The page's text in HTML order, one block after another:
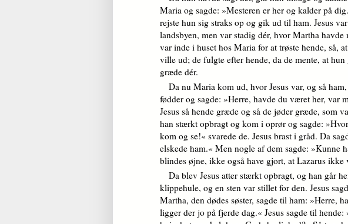
Maria og sagde: »Mesteren er her og kalder på
rejste hun sig straks op og gik ud til ham. Jesus
landsbyen, men var stadig dér, hvor Martha havde
var inde i huset hos Maria for at trøste hende, så,
ville ud; de fulgte efter hende, da de mente, at
græde dér.
Da nu Maria kom ud, hvor Jesus var, og så
fødder og sagde: »Herre, havde du været her, var
Jesus så hende græde og så de jøder græde, som
han stærkt opbragt og kom i oprør og sagde:
kom og se!« svarede de. Jesus brast i gråd. Da
elskede ham.« Men nogle af dem sagde: »Kunne
blindes øjne, ikke også have gjort, at Lazarus ikke
Da blev Jesus atter stærkt opbragt, og han går
klippehule, og en sten var stillet for den. Jesus
Martha, den dødes søster, sagde til ham: »Herre,
ligger der jo på fjerde dag.« Jesus sagde til